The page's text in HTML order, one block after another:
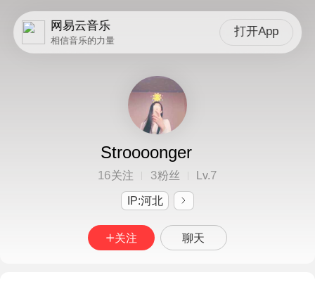
网易云音乐
相信音乐的力量
打开App
Stroooonger
16关注 3粉丝 Lv.7
IP:河北
关注 聊天